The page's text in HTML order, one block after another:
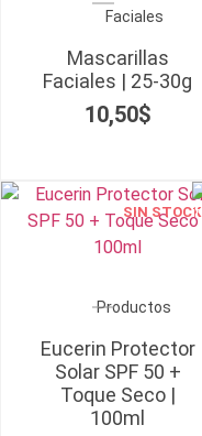
Faciales
Mascarillas
Faciales | 25-30g
10,50$
SIN STOCK
Productos
Eucerin Protector
Solar SPF 50 +
Toque Seco |
100ml